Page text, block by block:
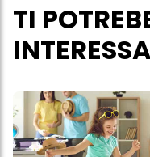
TI